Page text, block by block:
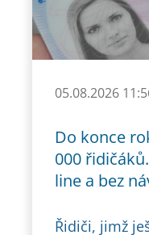
05.08.2026
Do konce
000
line a bez
Řidiči, jimž